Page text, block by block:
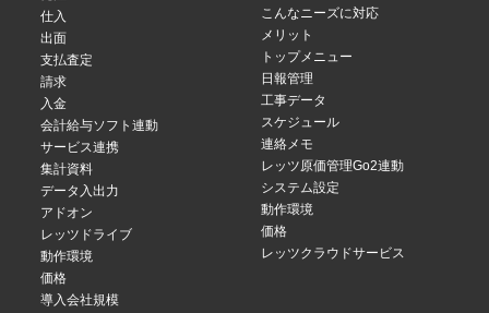
仕入
出面
支払査定
請求
入金
会計給与ソフト連動
サービス連携
集計資料
データ入出力
アドオン
レッツドライブ
動作環境
価格
導入会社規模
こんなニーズに対応
メリット
トップメニュー
日報管理
工事データ
スケジュール
連絡メモ
レッツ原価管理Go2連動
システム設定
動作環境
価格
レッツクラウドサービス